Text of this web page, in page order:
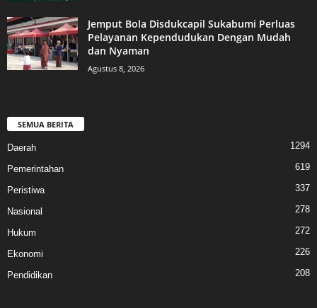
Jemput Bola Disdukcapil Sukabumi Perluas
Pelayanan Kependudukan Dengan Mudah
dan Nyaman
Agustus 8, 2026
SEMUA BERITA
Daerah 1294
Pemerintahan 619
Peristiwa 337
Nasional 278
Hukum 272
Ekonomi 226
Pendidikan 208